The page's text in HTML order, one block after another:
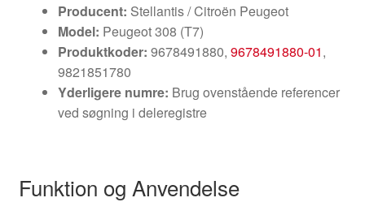
Producent: Stellantis / Citroën Peugeot
Model: Peugeot 308 (T7)
Produktkoder: 9678491880, 9678491880-01,
9821851780
Yderligere numre: Brug ovenstående referencer
ved søgning i deleregistre
Funktion og Anvendelse